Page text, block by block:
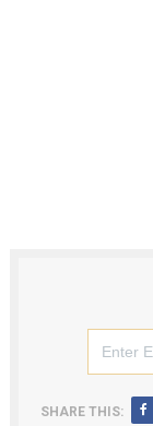
SHARE THIS: